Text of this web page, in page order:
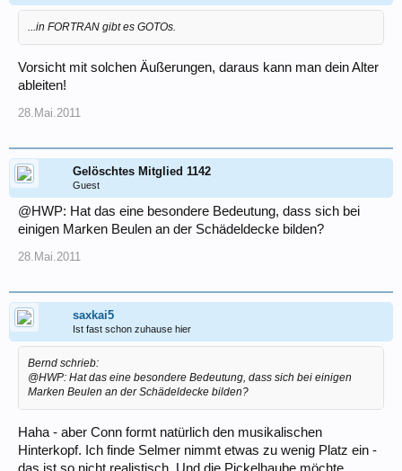
...in FORTRAN gibt es GOTOs.
Vorsicht mit solchen Äußerungen, daraus kann man dein Alter
ableiten!
28.Mai.2011
Gelöschtes Mitglied 1142
Guest
@HWP: Hat das eine besondere Bedeutung, dass sich bei
einigen Marken Beulen an der Schädeldecke bilden?
28.Mai.2011
saxkai5
Ist fast schon zuhause hier
Bernd schrieb:
@HWP: Hat das eine besondere Bedeutung, dass sich bei einigen
Marken Beulen an der Schädeldecke bilden?
Haha - aber Conn formt natürlich den musikalischen
Hinterkopf. Ich finde Selmer nimmt etwas zu wenig Platz ein -
das ist so nicht realistisch. Und die Pickelhaube möchte